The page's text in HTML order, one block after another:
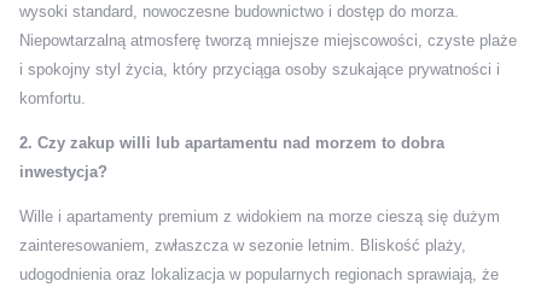
wysoki standard, nowoczesne budownictwo i dostęp do morza.
Niepowtarzalną atmosferę tworzą mniejsze miejscowości, czyste plaże
i spokojny styl życia, który przyciąga osoby szukające prywatności i
komfortu.
2. Czy zakup willi lub apartamentu nad morzem to dobra
inwestycja?
Wille i apartamenty premium z widokiem na morze cieszą się dużym
zainteresowaniem, zwłaszcza w sezonie letnim. Bliskość plaży,
udogodnienia oraz lokalizacja w popularnych regionach sprawiają, że